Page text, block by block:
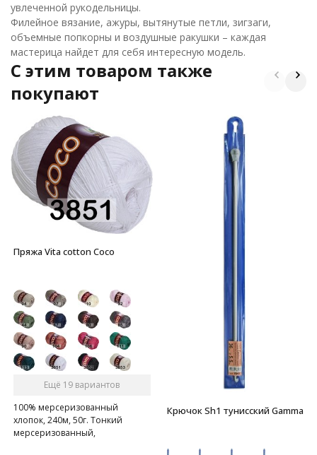
увлеченной рукодельницы.
Филейное вязание, ажуры, вытянутые петли, зигзаги,
объемные попкорны и воздушные ракушки – каждая
мастерица найдет для себя интересную модель.
C этим товаром также
покупают
Пряжа Vita cotton Coco
Ещё 19 вариантов
100% мерсеризованный
хлопок, 240м, 50г. Тонкий
мерсеризованный,
Крючок Sh1 тунисский Gamma